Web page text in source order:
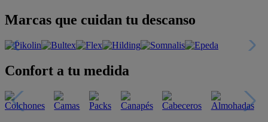
Marcas que cuidan tu descanso
Confort a tu medida